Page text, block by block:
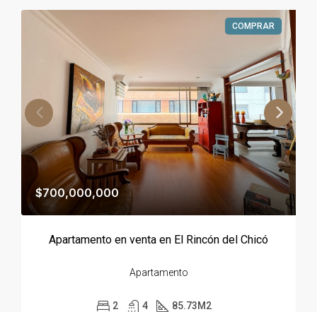
COMPRAR
$700,000,000
Apartamento en venta en El Rincón del Chicó
Apartamento
2 4 85.73M2